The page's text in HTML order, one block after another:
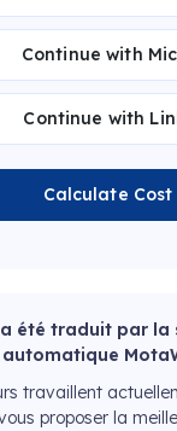
Continue with
Continue with
Calculate Cost
été traduit par la
travaillent
proposer la